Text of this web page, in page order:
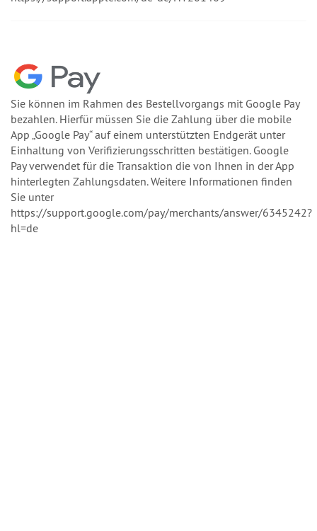
Sie können im Rahmen des Bestellvorgangs mit Google Pay
bezahlen. Hierfür müssen Sie die Zahlung über die mobile
App „Google Pay“ auf einem unterstützten Endgerät unter
Einhaltung von Verifizierungsschritten bestätigen. Google
Pay verwendet für die Transaktion die von Ihnen in der App
hinterlegten Zahlungsdaten. Weitere Informationen finden
Sie unter
https://support.google.com/pay/merchants/answer/6345242?
hl=de